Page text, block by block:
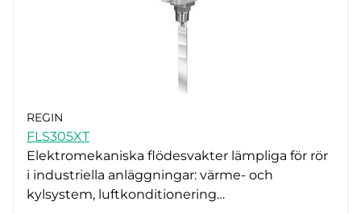
REGIN
FLS305XT
Elektromekaniska flödesvakter lämpliga för rör
i industriella anläggningar: värme- och
kylsystem, luftkonditionering…